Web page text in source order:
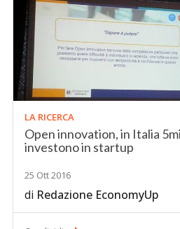
LA RICERCA
Open innovation, in Italia
investono in startup
25 Ott 2016
di Redazione EconomyUp